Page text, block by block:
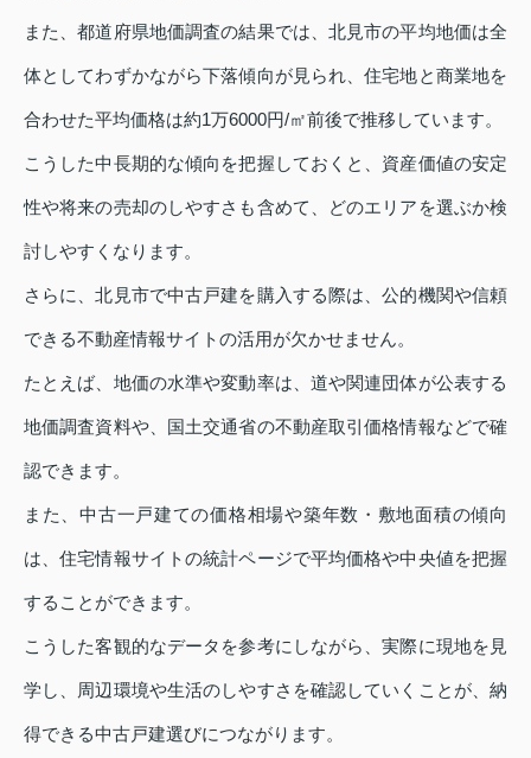
また、都道府県地価調査の結果では、北見市の平均地価は全
体としてわずかながら下落傾向が見られ、住宅地と商業地を
合わせた平均価格は約1万6000円/㎡前後で推移しています。
こうした中長期的な傾向を把握しておくと、資産価値の安定
性や将来の売却のしやすさも含めて、どのエリアを選ぶか検
討しやすくなります。
さらに、北見市で中古戸建を購入する際は、公的機関や信頼
できる不動産情報サイトの活用が欠かせません。
たとえば、地価の水準や変動率は、道や関連団体が公表する
地価調査資料や、国土交通省の不動産取引価格情報などで確
認できます。
また、中古一戸建ての価格相場や築年数・敷地面積の傾向
は、住宅情報サイトの統計ページで平均価格や中央値を把握
することができます。
こうした客観的なデータを参考にしながら、実際に現地を見
学し、周辺環境や生活のしやすさを確認していくことが、納
得できる中古戸建選びにつながります。